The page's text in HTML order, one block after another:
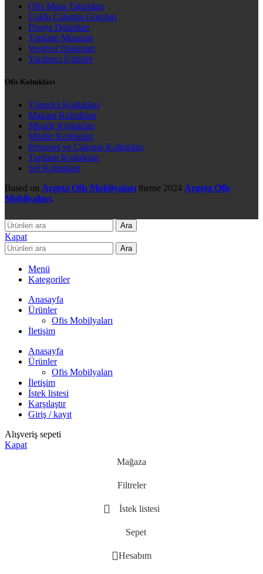
Ofis Masa Takımları
Çoklu Çalışma Grupları
Dosya Dolapları
Toplantı Masaları
Vestiyer Dolapları
Yardımcı Ürünler
Ofis Koltukları
Yönetici Koltukları
Makam Koltukları
Misafir Koltukları
Müdür Koltukları
Personel ve Çalışma Koltukları
Toplantı Koltukları
Şef Koltukları
Based on Argeta Ofis Mobilyaları theme 2024 Argeta Ofis
Mobilyaları.
Ara
Kapat
Ara
Menü
Kategoriler
Anasayfa
Ürünler
Ofis Mobilyaları
İletişim
Anasayfa
Ürünler
Ofis Mobilyaları
İletişim
İstek listesi
Karşılaştır
Giriş / kayıt
Alışveriş sepeti
Kapat
Mağaza
Filtreler
İstek listesi
Sepet
Hesabım